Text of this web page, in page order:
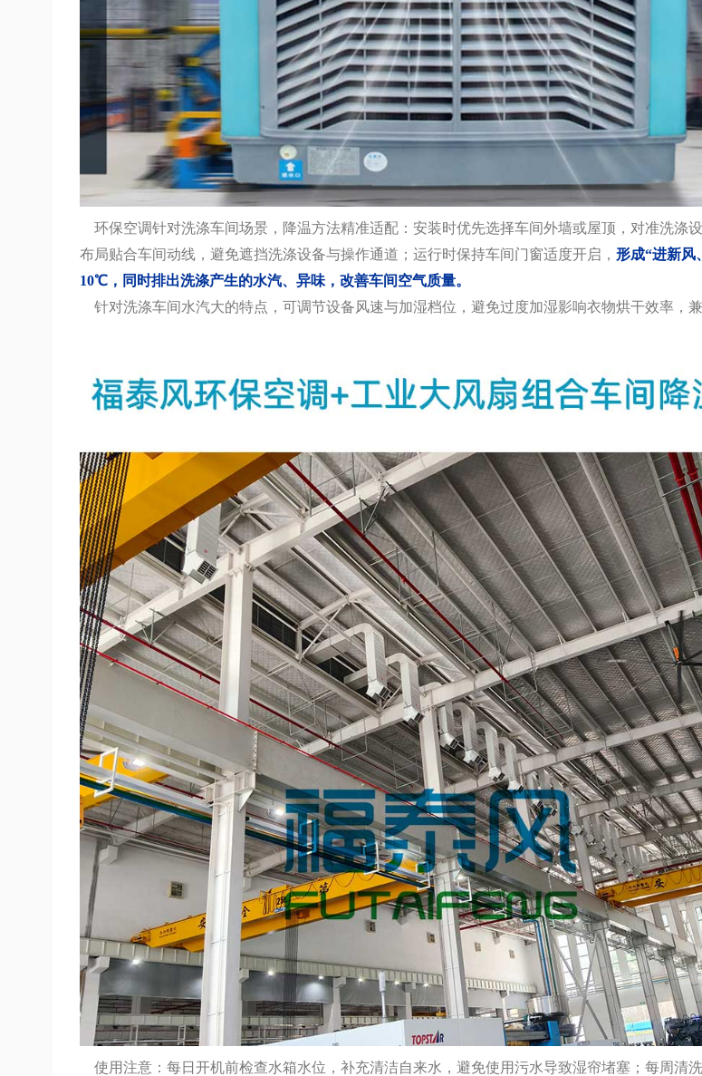
环保空调针对洗涤车间场景，降温方法精准适配：安装时优先选择车间外墙或屋顶，对准洗涤
布局贴合车间动线，避免遮挡洗涤设备与操作通道；运行时保持车间门窗适度开启， 形成“进新风
10℃，同时排出洗涤产生的水汽、异味，改善车间空气质量。
针对洗涤车间水汽大的特点，可调节设备风速与加湿档位，避免过度加湿影响衣物烘干效率，兼
使用注意：每日开机前检查水箱水位，补充清洁自来水，避免使用污水导致湿帘堵塞；每周清